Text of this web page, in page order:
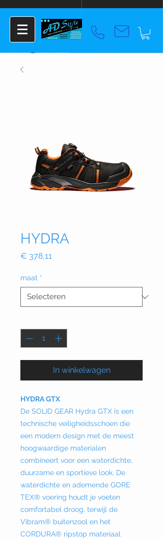
HYDRA
€ 378,11
maat *
In winkelwagen
HYDRA GTX
De SOLID GEAR Hydra GTX is een
technische veiligheidsschoen die
een modern design met de meest
hoogwaardige materialen
combineert voor een waterdichte,
duurzame en sportieve look. De
waterdichte en ademende GORE
TEX® voering houdt je voeten
comfortabel droog, terwijl de
Vibram® buitenzool en het
CORDURA® ripstop materiaal